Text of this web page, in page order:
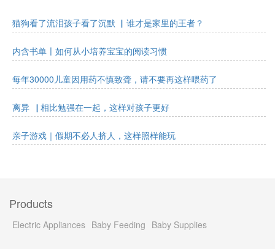
猫狗看了流泪孩子看了沉默 ▏谁才是家里的王者？
内含书单〡如何从小培养宝宝的阅读习惯
每年30000儿童因用药不慎致聋，请不要再这样喂药了
离异▕ 相比勉强在一起，这样对孩子更好
亲子游戏｜假期不必人挤人，这样照样能玩
Products
Electric Appliances Baby Feeding Baby Supplies